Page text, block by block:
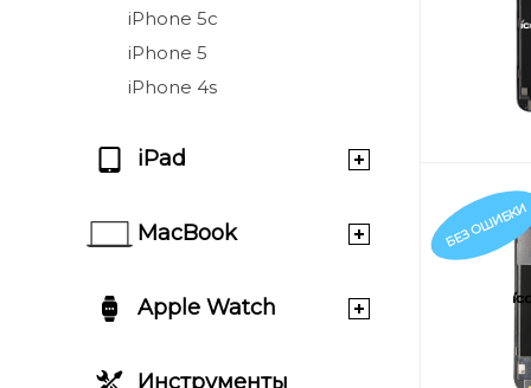
iPhone 5c
iPhone 5
iPhone 4s
iPad
MacBook
Apple Watch
Инструменты
БЕЗ ОШИБКИ